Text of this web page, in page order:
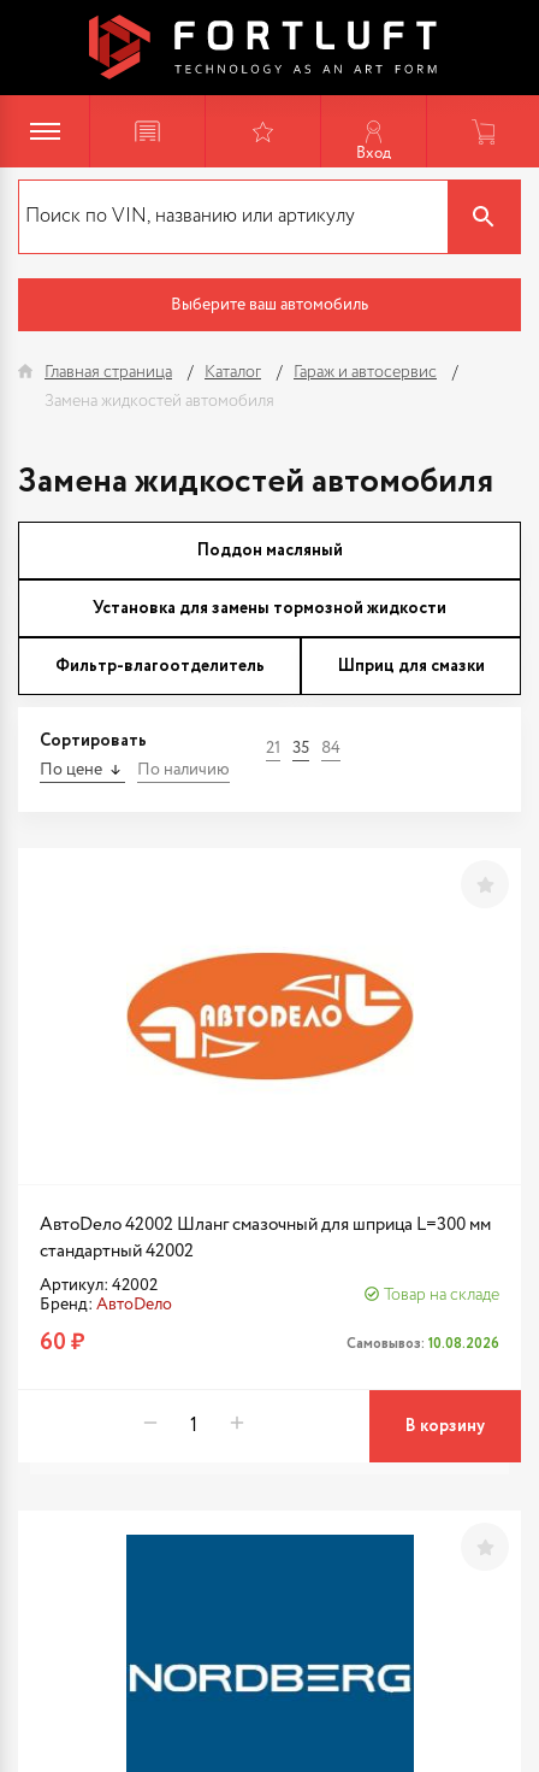
Вход
Выберите ваш автомобиль
Главная страница Каталог
Гараж и автосервис
Замена жидкостей автомобиля
Замена жидкостей автомобиля
Поддон масляный
Установка для замены тормозной жидкости
Фильтр-влагоотделитель Шприц для смазки
Сортировать
По цене По наличию
21 35 84
АвтоDело 42002 Шланг смазочный для шприца L=300 мм
стандартный 42002
Артикул: 42002
Бренд: АвтоDело
Товар на складе
60 ₽ Самовывоз: 10.08.2026
В корзину